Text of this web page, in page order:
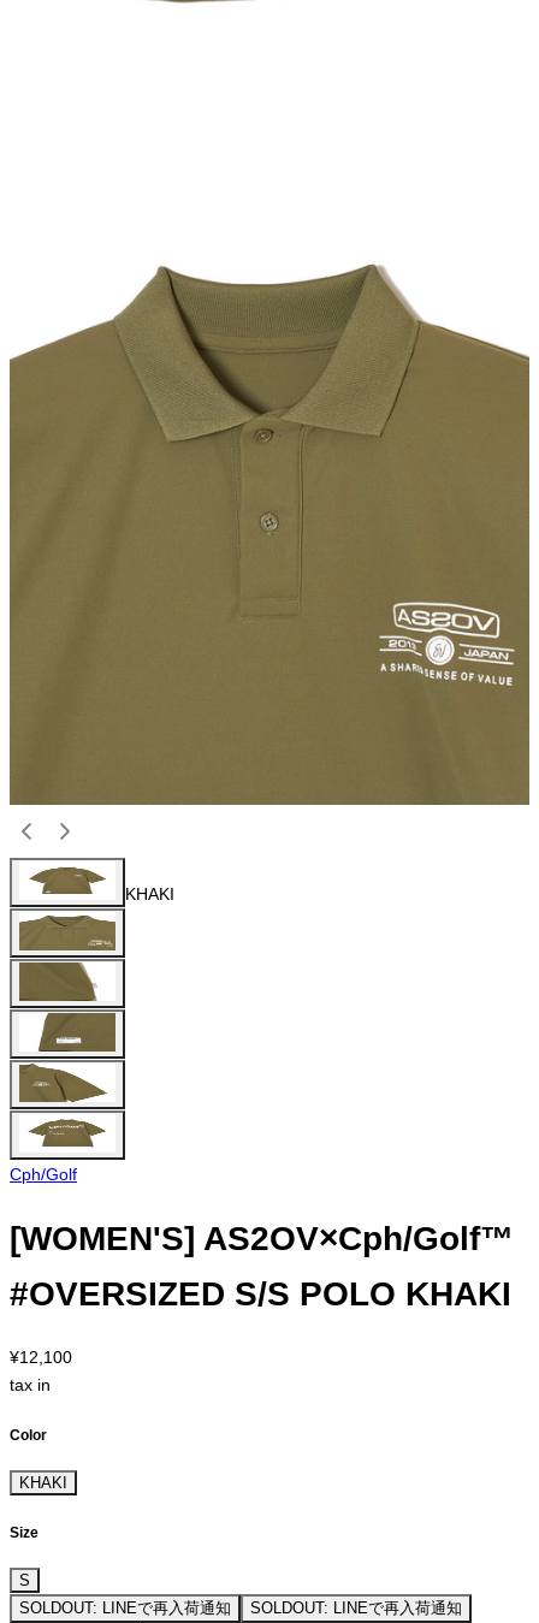
KHAKI
Cph/Golf
[WOMEN'S] AS2OV×Cph/Golf™
#OVERSIZED S/S POLO KHAKI
¥12,100
tax in
Color
KHAKI
Size
S
SOLDOUT: LINEで再入荷通知
SOLDOUT: LINEで再入荷通知